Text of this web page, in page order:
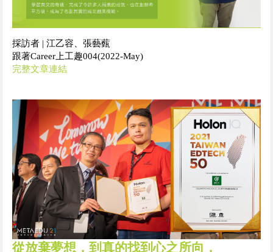
採訪者 | 江乙容、張藝薽
跟著Career上工趣004(2022-May)
完整文章連結
從放棄夢想，到真的找到心之所向，